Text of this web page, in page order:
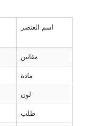
اسم العنصر
مقاس
مادة
لون
طلب